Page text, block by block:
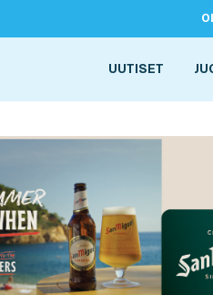
UUTISET